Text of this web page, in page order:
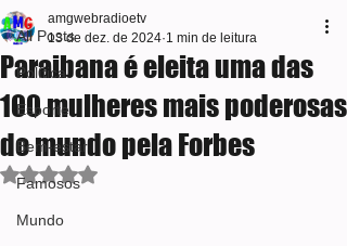
All Posts
Política
Esporte
Bem-estar
Famosos
Mundo
Paraibana é eleita uma das
100 mulheres mais poderosas
do mundo pela Forbes
amgwebradioetv
13 de dez. de 2024 1 min de leitura
Avaliado com NaN de 5 estrelas.